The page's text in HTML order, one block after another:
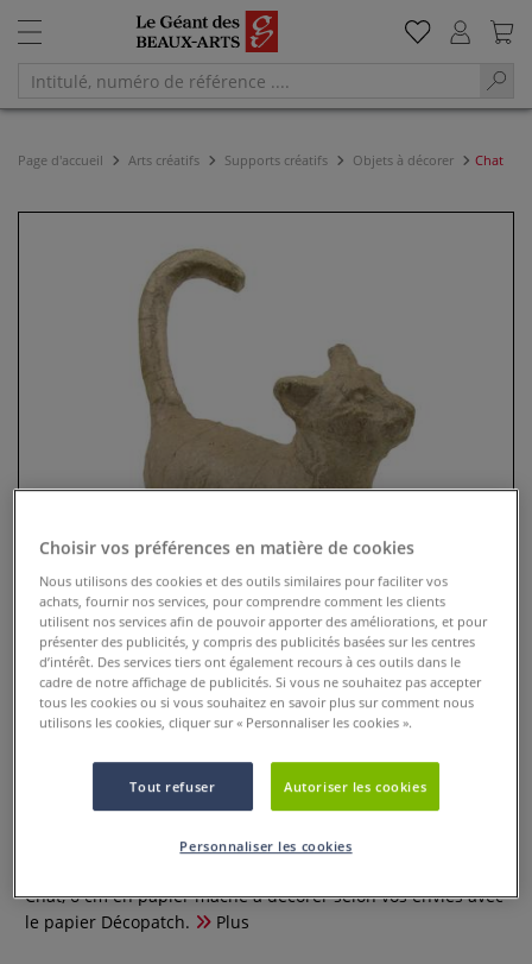
Page d'accueil Arts créatifs Supports créatifs Objets à décorer Chat
0 Commentaires
Chat, 6 cm en papier mâché à décorer selon vos envies avec
le papier Décopatch.
Plus
Choisir vos préférences en matière de cookies
Nous utilisons des cookies et des outils similaires pour faciliter vos
achats, fournir nos services, pour comprendre comment les clients
utilisent nos services afin de pouvoir apporter des améliorations, et pour
présenter des publicités, y compris des publicités basées sur les centres
d’intérêt. Des services tiers ont également recours à ces outils dans le
cadre de notre affichage de publicités. Si vous ne souhaitez pas accepter
tous les cookies ou si vous souhaitez en savoir plus sur comment nous
utilisons les cookies, cliquer sur « Personnaliser les cookies ».
Tout refuser Autoriser les cookies
Personnaliser les cookies